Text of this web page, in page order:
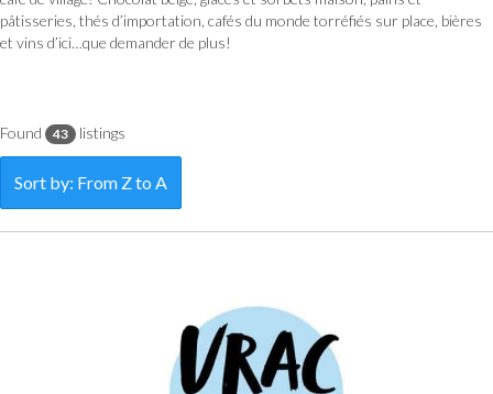
pâtisseries, thés d’importation, cafés du monde torréfiés sur place, bières
et vins d’ici…que demander de plus!
Found 43 listings
Sort by: From Z to A